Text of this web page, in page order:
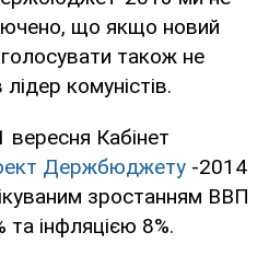
що якщо новий
також не
комуністів.
Кабінет
Держбюджету -2014
зростанням ВВП
та інфляцією 8%.